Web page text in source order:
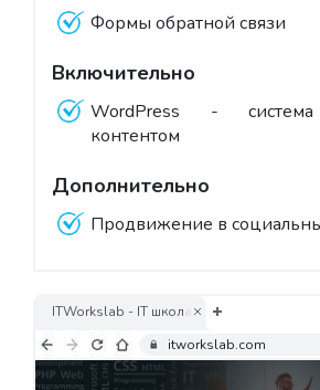
Формы обратной связи
Включительно
WordPress - cистема
контентом
Дополнительно
Продвижение в
ITWorkslab - IT школа
itworkslab.com